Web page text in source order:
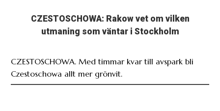
CZESTOSCHOWA: Rakow vet om vilken
utmaning som väntar i Stockholm
CZESTOSCHOWA. Med timmar kvar till avspark bli
Czestoschowa allt mer grönvit.